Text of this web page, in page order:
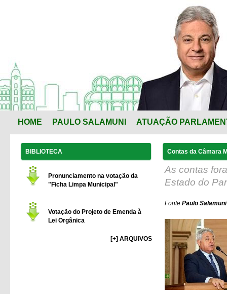
HOME PAULO SALAMUNI ATUAÇÃO
BIBLIOTECA
Pronunciamento na votação da
"Ficha Limpa Municipal"
Votação do Projeto de Emenda à
Lei Orgânica
[+] ARQUIVOS
Contas da Câmara
As contas
Estado do
Fonte Paulo